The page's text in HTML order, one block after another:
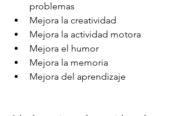
problemas
Mejora la creatividad
Mejora la actividad motora
Mejora el humor
Mejora la memoria
Mejora del aprendizaje